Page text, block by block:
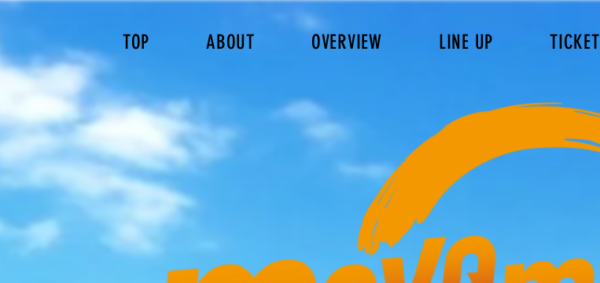
TOP ABOUT OVERVIEW LINE UP TICKET